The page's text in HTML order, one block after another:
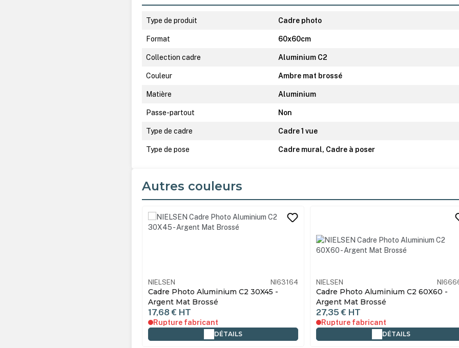
Type de produit Cadre photo
Format 60x60cm
Collection cadre Aluminium C2
Couleur Ambre mat brossé
Matière Aluminium
Passe-partout Non
Type de cadre Cadre 1 vue
Type de pose Cadre mural, Cadre à poser
Autres couleurs
Ignorer la galerie de produits
NIELSEN NI63164
Cadre Photo Aluminium C2 30X45 -
Argent Mat Brossé
17,68 € HT
Rupture fabricant
DÉTAILS
NIELSEN
Cadre Photo Aluminium C2 60X60 -
Argent Mat Brossé
27,35 € HT
Rupture fabricant
DÉTAILS